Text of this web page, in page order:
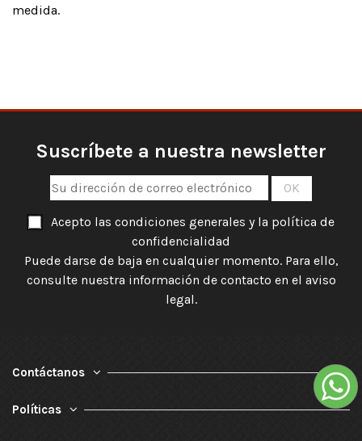
medida.
Suscríbete a nuestra newsletter
Acepto las condiciones generales y la política de
confidencialidad
Puede darse de baja en cualquier momento. Para ello,
consulte nuestra información de contacto en el aviso
legal.
Contáctanos
Políticas